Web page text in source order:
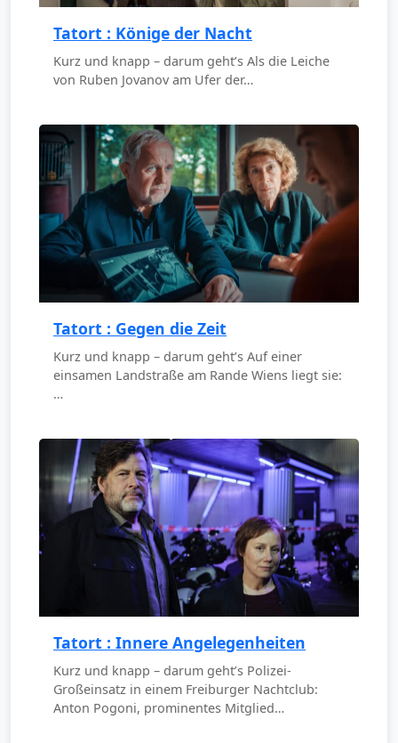
Tatort : Könige der Nacht
Kurz und knapp – darum geht’s Als die Leiche
von Ruben Jovanov am Ufer der…
Tatort : Gegen die Zeit
Kurz und knapp – darum geht’s Auf einer
einsamen Landstraße am Rande Wiens liegt sie:
…
Tatort : Innere Angelegenheiten
Kurz und knapp – darum geht’s Polizei-
Großeinsatz in einem Freiburger Nachtclub:
Anton Pogoni, prominentes Mitglied…